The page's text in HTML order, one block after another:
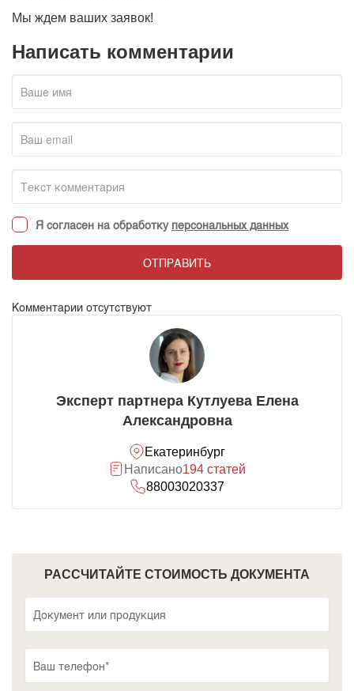
Мы ждем ваших заявок!
Написать комментарии
Я согласен на обработку персональных данных
ОТПРАВИТЬ
Комментарии отсутствуют
Эксперт партнера Кутлуева Елена
Александровна
Екатеринбург
Написано194 статей
88003020337
РАССЧИТАЙТЕ СТОИМОСТЬ ДОКУМЕНТА